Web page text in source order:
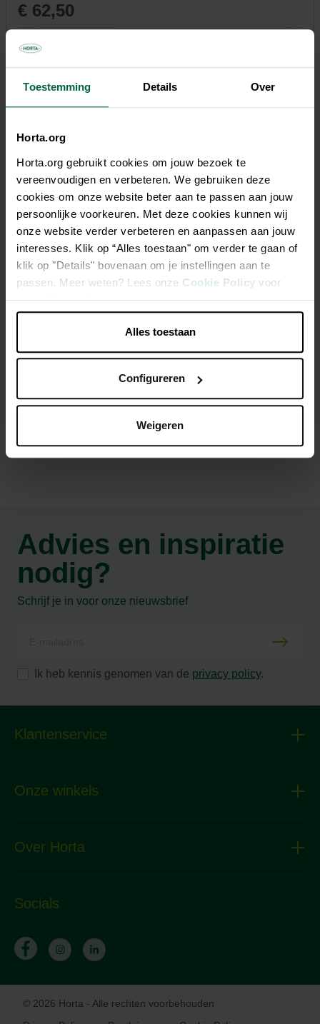
Toestemming Details Over
Horta.org
Horta.org gebruikt cookies om jouw bezoek te
vereenvoudigen en verbeteren. We gebruiken deze
cookies om onze website beter aan te passen aan jouw
persoonlijke voorkeuren. Met deze cookies kunnen wij
onze website verder verbeteren en aanpassen aan jouw
interesses. Klik op “Alles toestaan" om verder te gaan of
klik op "Details" bovenaan om je instellingen aan te
passen. Meer weten? Lees onze Cookie Policy voor
meer informatie.
Alles toestaan
Configureren
Weigeren
€ 62,50
Niet elke winkel heeft hetzelfde assortiment
Beschrijving
Nieuwe, krachtige heldermaker voor vijvers. Zorgt voor
kristalhelder water binnen de week! Aqua Clear zorgt voor de
binding en omzetting van fosfaten. Daarnaast wordt het water
uitgevlokt en het vuil slaat neer op de bodem. Tot slot wordt
het water gebufferd tegen pH-schommelingen. Dankzij deze
3 eigenschappen zorgt Aqua Clear voor een kristalheldere
vijver binnen de week.
Kristalhelder water op 1 week tijd
Behandelt tot 36000 l vijverwater
Advies en inspiratie
nodig?
Schrijf je in voor onze nieuwsbrief
Ik heb kennis genomen van de privacy policy.
Klantenservice
Onze winkels
Over Horta
Socials
© 2026 Horta - Alle rechten voorbehouden